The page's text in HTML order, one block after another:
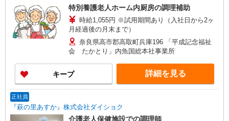
特別養護老人ホーム内厨房の調理補助
時給1,055円 ※試用期間あり（入社日から2ヶ
月経過後の月末まで）
奈良県高市郡高取町兵庫196 「平成記念福祉
会 たかとり」内魚国総本社事業所
キープ 詳細を見る
正社員
『萩の里あすか』株式会社ダイショク
介護老人保健施設での調理師